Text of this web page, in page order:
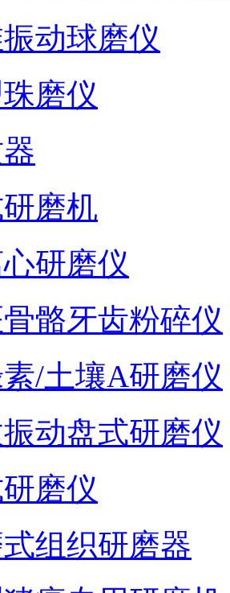
动球磨仪
磨仪
磨机
研磨仪
骼牙齿粉碎仪
/土壤A研磨仪
动盘式研磨仪
磨仪
组织研磨器